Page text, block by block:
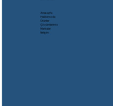
Anasayfa
Hakkımızda
Ürünler
Çözümlerimiz
Markalar
İletişim